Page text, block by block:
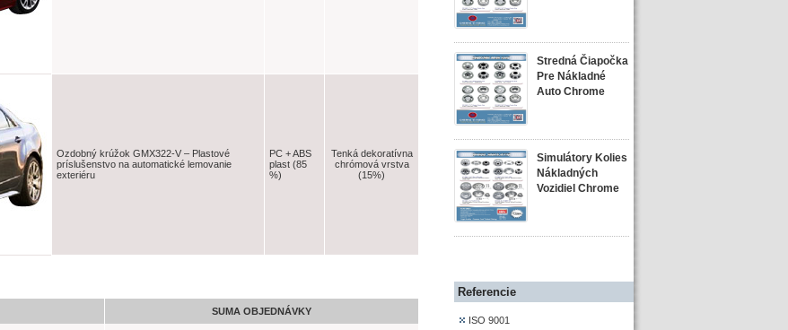
Ozdobný krúžok GMX322-V – Plastové
príslušenstvo na automatické lemovanie
exteriéru
PC + ABS
plast (85
%)
Tenká dekoratívna
chrómová vrstva
(15%)
SUMA OBJEDNÁVKY
Stredná Čiapočka
Pre Nákladné
Auto Chrome
Simulátory Kolies
Nákladných
Vozidiel Chrome
Referencie
ISO 9001